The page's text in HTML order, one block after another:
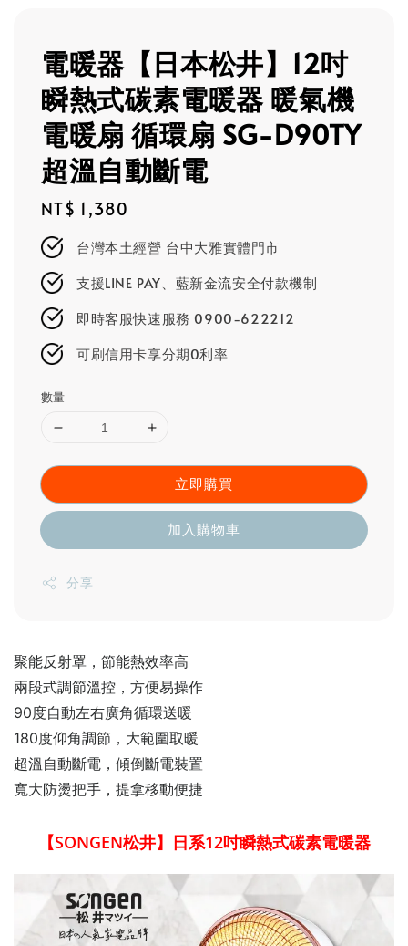
電暖器【日本松井】12吋
瞬熱式碳素電暖器 暖氣機
電暖扇 循環扇 SG-D90TY
超溫自動斷電
Regular
price
NT$ 1,380
台灣本土經營 台中大雅實體門市
支援LINE PAY、藍新金流安全付款機制
即時客服快速服務 0900-622212
可刷信用卡享分期0利率
數量
立即購買
加入購物車
分享
聚能反射罩，節能熱效率高
兩段式調節溫控，方便易操作
90度自動左右廣角循環送暖
180度仰角調節，大範圍取暖
超溫自動斷電，傾倒斷電裝置
寬大防燙把手，提拿移動便捷
【SONGEN松井】日系12吋瞬熱式碳素電暖器